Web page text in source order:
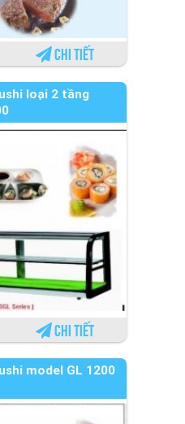
Chi tiết
loại 2 tầng
Chi tiết
model GL 1200